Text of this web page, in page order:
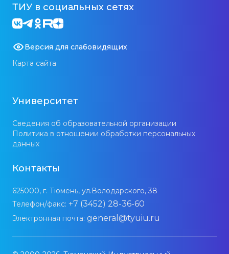
ТИУ в социальных сетях
Версия для слабовидящих
Карта сайта
Университет
Сведения об образовательной организации
Политика в отношении обработки персональных
данных
Контакты
625000, г. Тюмень, ул.Володарского, 38
Телефон/факс: +7 (3452) 28-36-60
Электронная почта: general@tyuiu.ru